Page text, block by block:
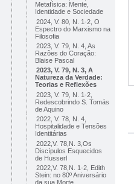
Metafísica: Mente,
Identidade e Sociedade
2024, V. 80, N. 1-2, O
Espectro do Marxismo na
Filosofia
2023, V. 79, N. 4, As
Razões do Coração:
Blaise Pascal
2023, V. 79, N. 3, A
Natureza da Verdade:
Teorias e Reflexões
2023, V. 79, N. 1-2,
Redescobrindo S. Tomás
de Aquino
2022, V. 78, N. 4,
Hospitalidade e Tensões
Identitárias
2022,V. 78,N. 3,Os
Discípulos Esquecidos
de Husserl
2022,V. 78,N. 1-2, Edith
Stein: no 80º Aniversário
da sua Morte